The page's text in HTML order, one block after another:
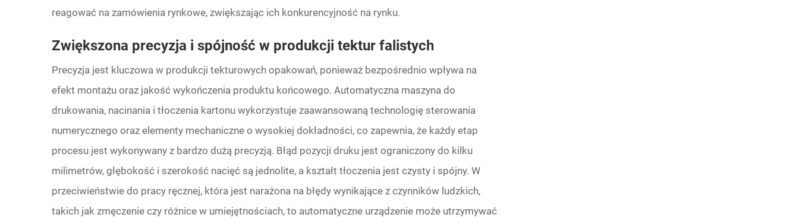
reagować na zamówienia rynkowe, zwiększając ich konkurencyjność na rynku.
Zwiększona precyzja i spójność w produkcji tektur falistych
Precyzja jest kluczowa w produkcji tekturowych opakowań, ponieważ bezpośrednio wpływa na
efekt montażu oraz jakość wykończenia produktu końcowego. Automatyczna maszyna do
drukowania, nacinania i tłoczenia kartonu wykorzystuje zaawansowaną technologię sterowania
numerycznego oraz elementy mechaniczne o wysokiej dokładności, co zapewnia, że każdy etap
procesu jest wykonywany z bardzo dużą precyzją. Błąd pozycji druku jest ograniczony do kilku
milimetrów, głębokość i szerokość nacięć są jednolite, a kształt tłoczenia jest czysty i spójny. W
przeciwieństwie do pracy ręcznej, która jest narażona na błędy wynikające z czynników ludzkich,
takich jak zmęczenie czy różnice w umiejętnościach, to automatyczne urządzenie może utrzymywać